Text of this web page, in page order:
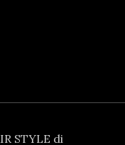
STYLE di